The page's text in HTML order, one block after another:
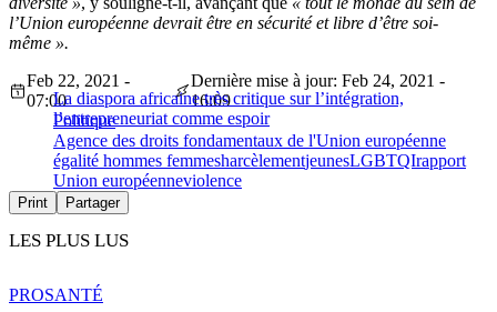
l’Union européenne devrait être en sécurité et libre d’être soi-
même ».
La diaspora africaine très critique sur l’intégration,
l’entrepreneuriat comme espoir
Feb 22, 2021 -
07:00
Dernière mise à jour: Feb 24, 2021 -
16:09
Politique
Agence des droits fondamentaux de l'Union européenne
égalité hommes femmesharcèlementjeunesLGBTQIrapport
Union européenneviolence
Print Partager
LES PLUS LUS
PROSANTÉ